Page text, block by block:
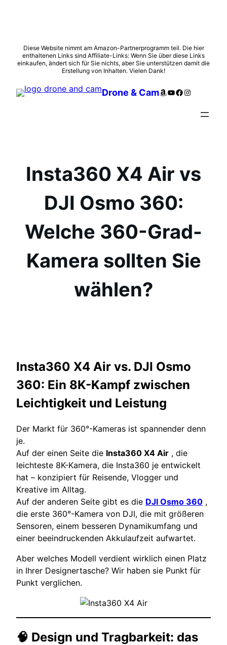
Inhalt
Diese Website nimmt am Amazon-Partnerprogramm teil. Die hier
enthaltenen Links sind Affiliate-Links: Wenn Sie über diese Links
einkaufen, ändert sich für Sie nichts, aber Sie unterstützen damit die
Erstellung von Inhalten. Vielen Dank!
Drone & CamAmazon
YouTube
Facebook
Instagram
Insta360 X4 Air vs
DJI Osmo 360:
Welche 360-Grad-
Kamera sollten Sie
wählen?
Insta360 X4 Air vs. DJI Osmo
360: Ein 8K-Kampf zwischen
Leichtigkeit und Leistung
Der Markt für 360°-Kameras ist spannender denn
je.
Auf der einen Seite die Insta360 X4 Air , die
leichteste 8K-Kamera, die Insta360 je entwickelt
hat – konzipiert für Reisende, Vlogger und
Kreative im Alltag.
Auf der anderen Seite gibt es die DJI Osmo 360 ,
die erste 360°-Kamera von DJI, die mit größeren
Sensoren, einem besseren Dynamikumfang und
einer beeindruckenden Akkulaufzeit aufwartet.
Aber welches Modell verdient wirklich einen Platz
in Ihrer Designertasche? Wir haben sie Punkt für
Punkt verglichen.
🧠 Design und Tragbarkeit: das